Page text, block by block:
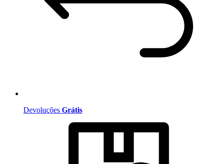
Devoluções Grátis